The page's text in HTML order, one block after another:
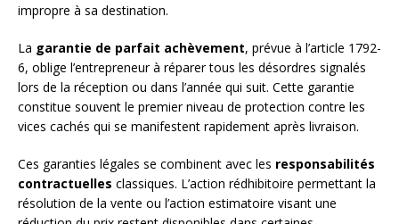
impropre à sa destination.
La garantie de parfait achèvement, prévue à l’article 1792-
6, oblige l’entrepreneur à réparer tous les désordres signalés
lors de la réception ou dans l’année qui suit. Cette garantie
constitue souvent le premier niveau de protection contre les
vices cachés qui se manifestent rapidement après livraison.
Ces garanties légales se combinent avec les responsabilités
contractuelles classiques. L’action rédhibitoire permettant la
résolution de la vente ou l’action estimatoire visant une